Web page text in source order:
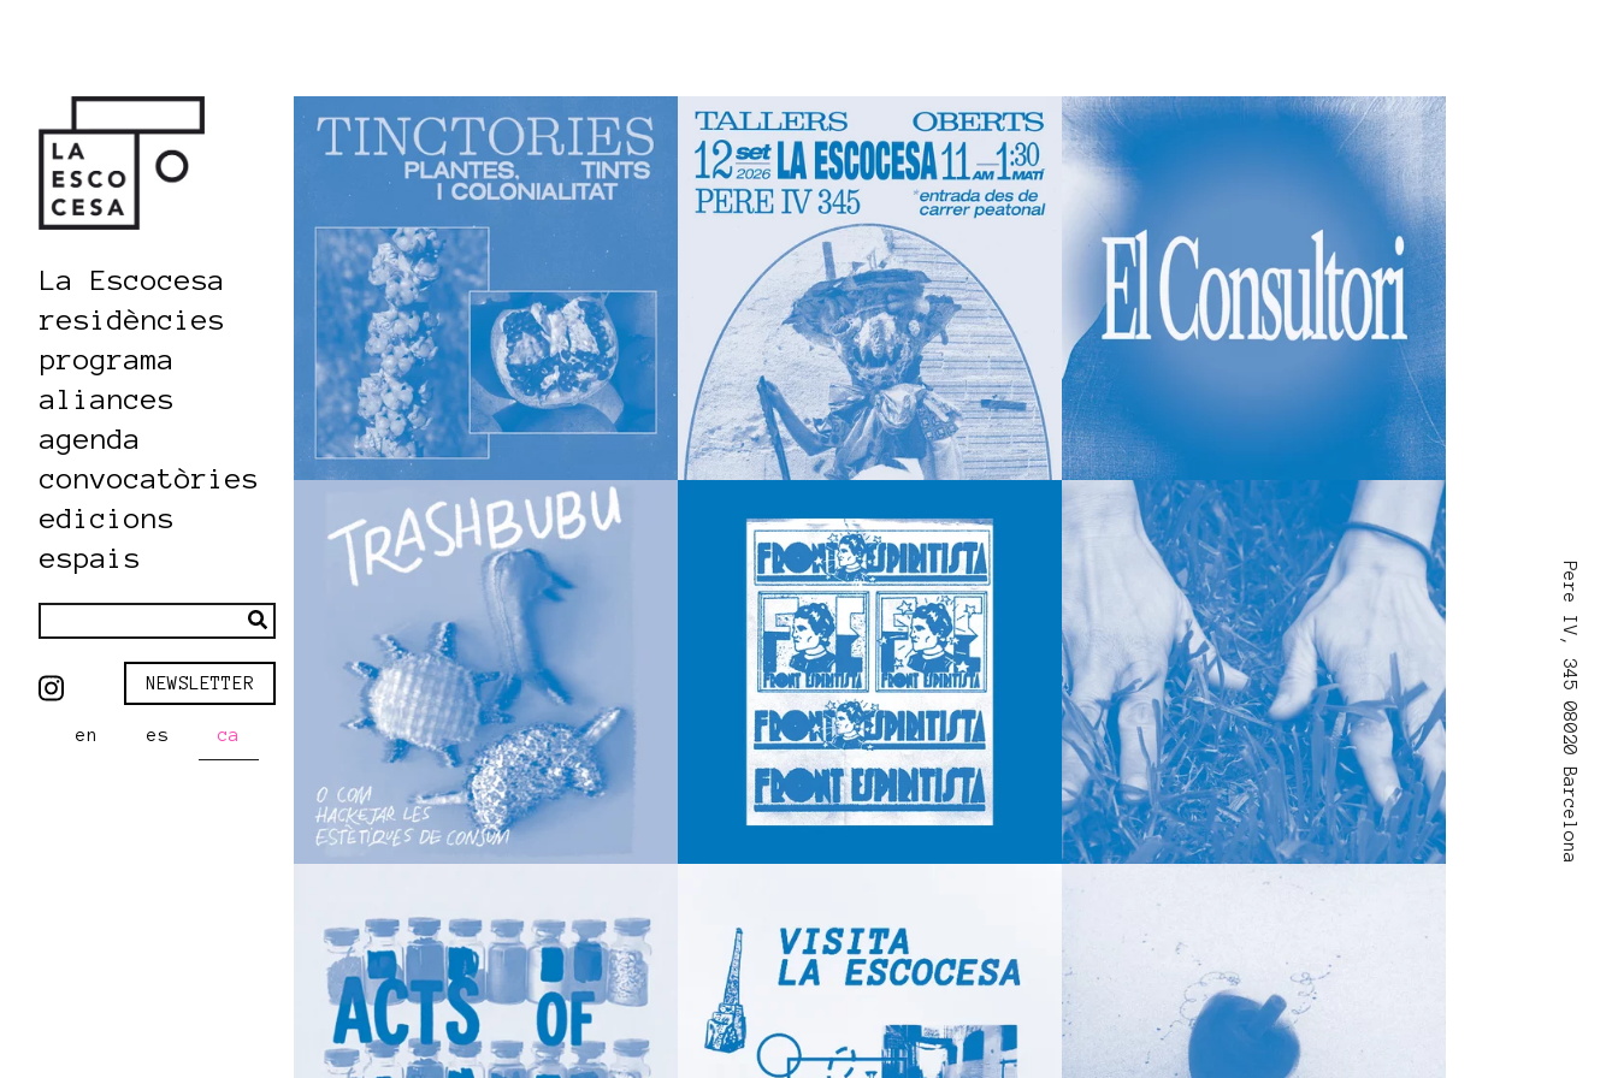
Pere IV, 345 08020 Barcelona
La Escocesa
residències
programa
aliances
agenda
convocatòries
edicions
espais
NEWSLETTER
en es ca